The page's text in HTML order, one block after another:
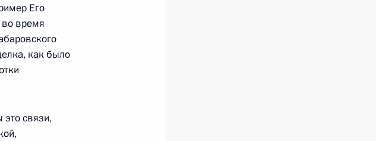
и
использовании
сайта
Его
во время
как было
это связи,